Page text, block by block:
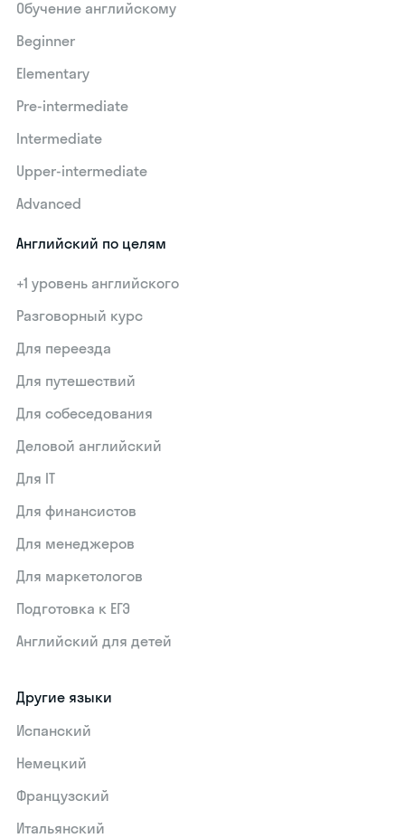
Обучение английскому
Beginner
Elementary
Pre-intermediate
Intermediate
Upper-intermediate
Advanced
Английский по целям
+1 уровень английского
Разговорный курс
Для переезда
Для путешествий
Для собеседования
Деловой английский
Для IT
Для финансистов
Для менеджеров
Для маркетологов
Подготовка к ЕГЭ
Английский для детей
Другие языки
Испанский
Немецкий
Французский
Итальянский